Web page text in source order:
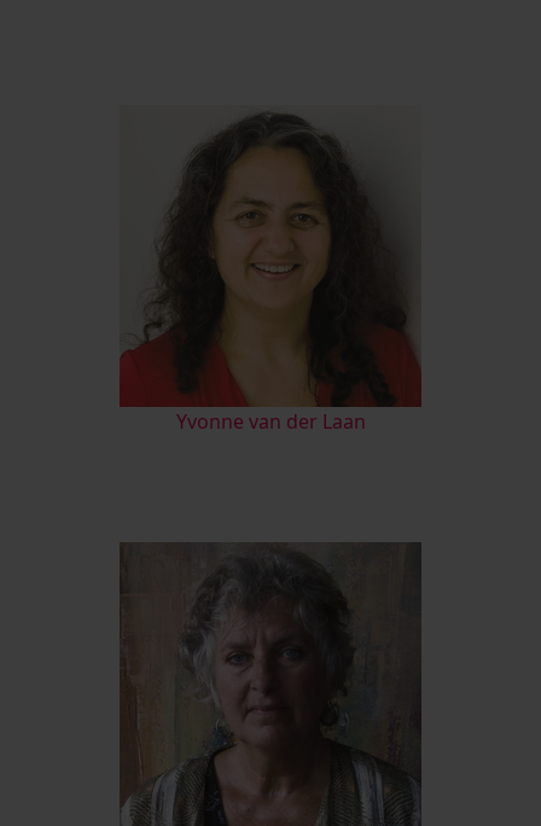
Yvonne van der Laan